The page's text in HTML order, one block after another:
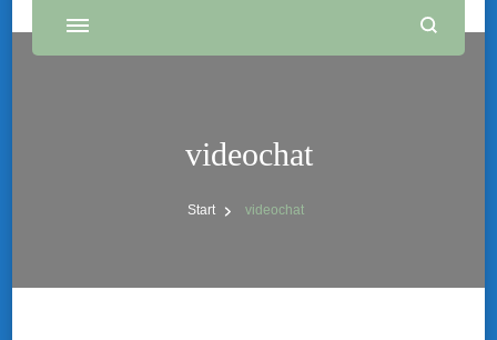
videochat
Start videochat